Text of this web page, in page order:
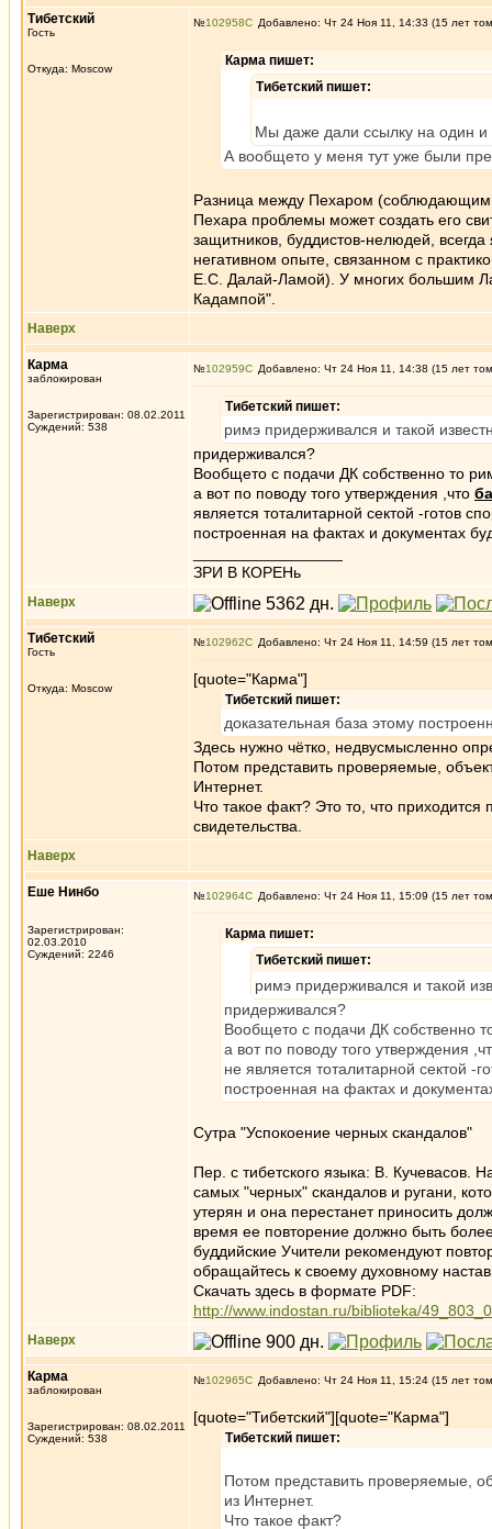
Тибетский
Гость
Откуда: Moscow
№102958 Добавлено: Чт 24 Ноя 11, 14:33 (15 лет
Карма пишет:
Тибетский пишет:
Мы даже дали ссылку на один и
А вообщето у меня тут уже были
Разница между Пехаром (соблюдающим
Пехара проблемы может создать его
защитников, буддистов-нелюдей,
негативном опыте, связанном с
Е.С. Далай-Ламой). У многих большим
Кадампой".
Наверх
Карма
заблокирован
Зарегистрирован: 08.02.2011
Суждений: 538
№102959 Добавлено: Чт 24 Ноя 11, 14:38 (15 лет
Тибетский пишет:
римэ придерживался и такой
придерживался?
Вообщето с подачи ДК собственно то
а вот по поводу того утверждения ,что
является тоталитарной сектой -готов
построенная на фактах и документах
ЗРИ В КОРЕНь
Наверх
Тибетский
Гость
Откуда: Moscow
№102962 Добавлено: Чт 24 Ноя 11, 14:59 (15 лет
[quote="Карма"]
Тибетский пишет:
доказательная база этому
Здесь нужно чётко, недвусмысленно
Потом представить проверяемые,
Интернет.
Что такое факт? Это то, что
свидетельства.
Наверх
Еше Нинбо
Зарегистрирован:
02.03.2010
Суждений: 2246
№102964 Добавлено: Чт 24 Ноя 11, 15:09 (15 лет
Карма пишет:
Тибетский пишет:
римэ придерживался и такой
придерживался?
Вообщето с подачи ДК собственно
а вот по поводу того утверждения
не является тоталитарной сектой -
построенная на фактах и
Сутра "Успокоение черных скандалов"
Пер. с тибетского языка: В. Кучевасов.
самых "черных" скандалов и ругани,
утерян и она перестанет приносить
время ее повторение должно быть
буддийские Учители рекомендуют
обращайтесь к своему духовному
Скачать здесь в формате PDF:
http://www.indostan.ru/biblioteka/
Наверх
Карма
заблокирован
Зарегистрирован: 08.02.2011
Суждений: 538
№102965 Добавлено: Чт 24 Ноя 11, 15:24 (15 лет
[quote="Тибетский"][quote="Карма"]
Тибетский пишет:
Потом представить проверяемые,
из Интернет.
Что такое факт?